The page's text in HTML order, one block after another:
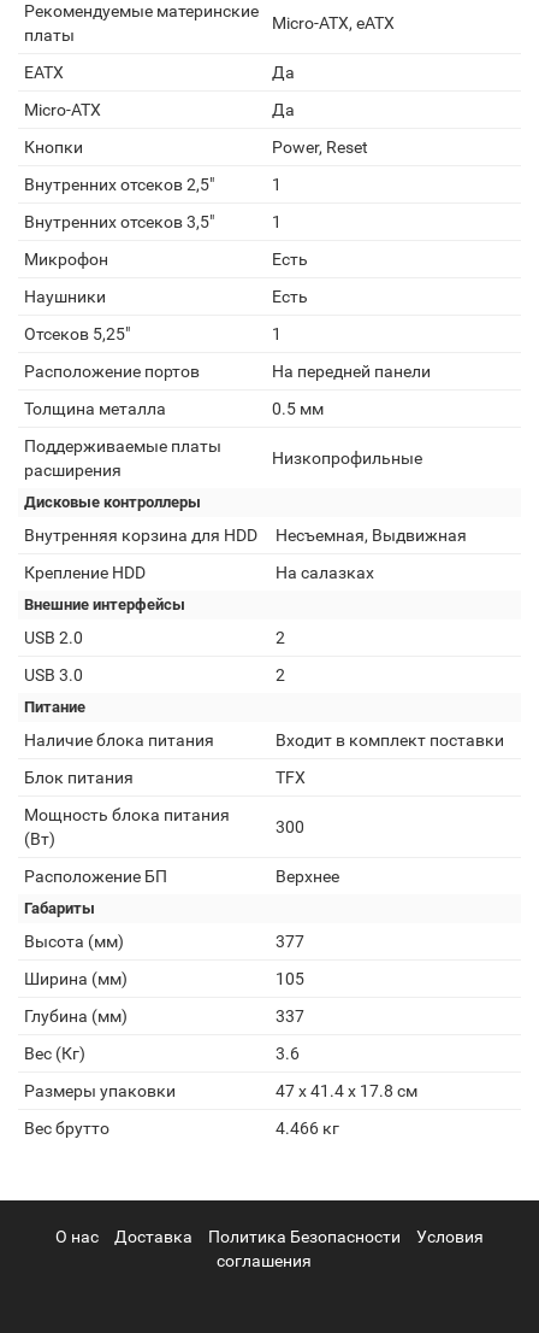
Рекомендуемые материнские
платы
Micro-ATX, eATX
EATX
Да
Micro-ATX
Да
Кнопки
Power, Reset
Внутренних отсеков 2,5"
1
Внутренних отсеков 3,5"
1
Микрофон
Есть
Наушники
Есть
Отсеков 5,25"
1
Расположение портов
На передней панели
Толщина металла
0.5 мм
Поддерживаемые платы
расширения
Низкопрофильные
Дисковые контроллеры
Внутренняя корзина для HDD
Несъемная, Выдвижная
Крепление HDD
На салазках
Внешние интерфейсы
USB 2.0
2
USB 3.0
2
Питание
Наличие блока питания
Входит в комплект поставки
Блок питания
TFX
Мощность блока питания
(Вт)
300
Расположение БП Верхнее
Габариты
Высота (мм)
377
Ширина (мм)
105
Глубина (мм)
337
Вес (Кг)
3.6
Размеры упаковки
47 x 41.4 x 17.8 см
Вес брутто
4.466 кг
О нас Доставка Политика Безопасности
Условия
соглашения